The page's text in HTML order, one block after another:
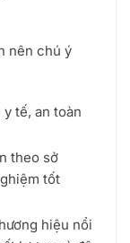
nên chú ý
tế, an toàn
theo sở
tốt
hiệu nổi